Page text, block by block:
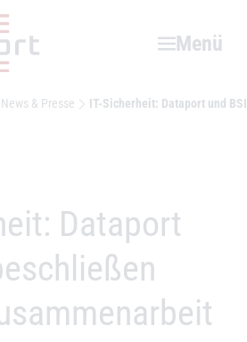
Menü
News & Presse IT-Sicherheit: Dataport und
Dataport